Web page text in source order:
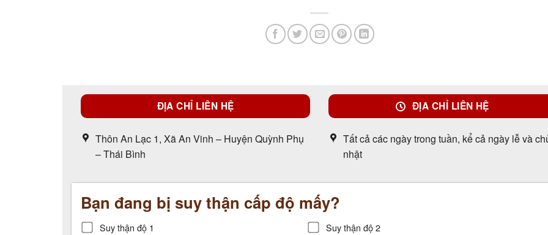
ĐỊA CHỈ LIÊN HỆ
Thôn An Lạc 1, Xã An Vinh – Huyện Quỳnh Phụ
– Thái Bình
ĐỊA CHỈ LIÊN HỆ
Tất cả các ngày trong tuần, kể cả ngày lễ và
nhật
Bạn đang bị suy thận cấp độ mấy?
Suy thận độ 1
Suy thận độ 2